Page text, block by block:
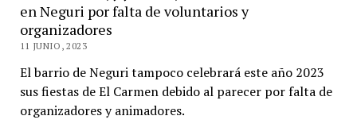
en Neguri por falta de voluntarios y
organizadores
11 JUNIO, 2023
El barrio de Neguri tampoco celebrará este año 2023
sus fiestas de El Carmen debido al parecer por falta de
organizadores y animadores.